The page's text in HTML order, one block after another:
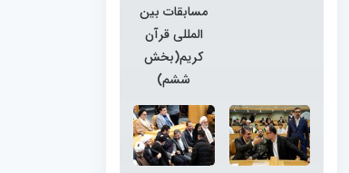
مسابقات بین
المللی قرآن
کریم(بخش
ششم)